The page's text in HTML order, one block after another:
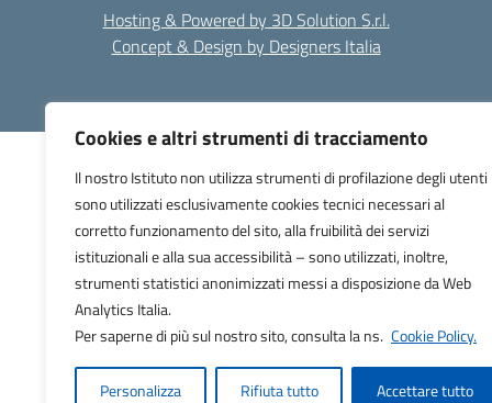
Cookies e altri strumenti di tracciamento
Il nostro Istituto non utilizza strumenti di profilazione degli
sono utilizzati esclusivamente cookies tecnici necessari al
corretto funzionamento del sito, alla fruibilità dei servizi
istituzionali e alla sua accessibilità – sono utilizzati, inoltre,
strumenti statistici anonimizzati messi a disposizione da Web
Analytics Italia.
Per saperne di più sul nostro sito, consulta la ns. Cookie Policy.
Personalizza Rifiuta tutto Accettare tutto
Hosting & Powered by 3D Solution S.r.l.
Concept & Design by Designers Italia